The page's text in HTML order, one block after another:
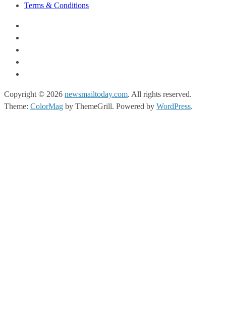
Terms & Conditions
Copyright © 2026 newsmailtoday.com. All rights reserved.
Theme: ColorMag by ThemeGrill. Powered by WordPress.